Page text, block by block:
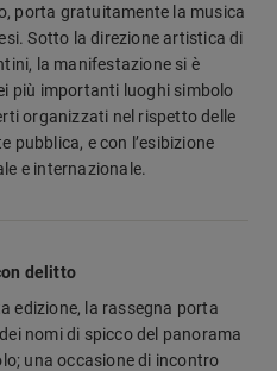
porta gratuitamente la musica
Sotto la direzione artistica di
la manifestazione si è
più importanti luoghi simbolo
organizzati nel rispetto delle
pubblica, e con l’esibizione
e internazionale.
delitto
edizione, la rassegna porta
nomi di spicco del panorama
una occasione di incontro